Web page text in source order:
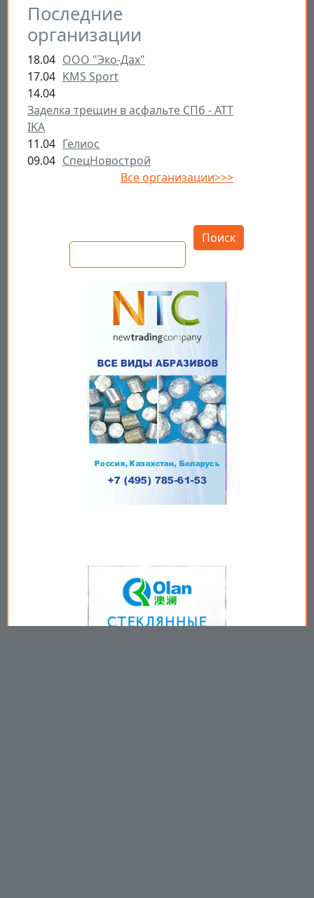
Последние
организации
18.04 ООО "Эко-Дах"
17.04 KMS Sport
14.04
Заделка трещин в асфальте СПб - ATT
IKA
11.04 Гелиос
09.04 СпецНовострой
Все организации>>>